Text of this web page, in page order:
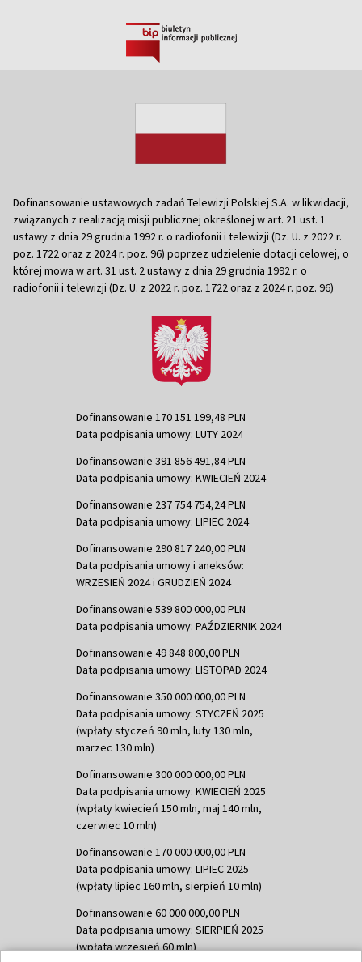
Dofinansowanie ustawowych zadań Telewizji Polskiej S.A. w likwidacji,
związanych z realizacją misji publicznej określonej w art. 21 ust. 1
ustawy z dnia 29 grudnia 1992 r. o radiofonii i telewizji (Dz. U. z 2022 r.
poz. 1722 oraz z 2024 r. poz. 96) poprzez udzielenie dotacji celowej, o
której mowa w art. 31 ust. 2 ustawy z dnia 29 grudnia 1992 r. o
radiofonii i telewizji (Dz. U. z 2022 r. poz. 1722 oraz z 2024 r. poz. 96)
Dofinansowanie 170 151 199,48 PLN
Data podpisania umowy: LUTY 2024
Dofinansowanie 391 856 491,84 PLN
Data podpisania umowy: KWIECIEŃ 2024
Dofinansowanie 237 754 754,24 PLN
Data podpisania umowy: LIPIEC 2024
Dofinansowanie 290 817 240,00 PLN
Data podpisania umowy i aneksów:
WRZESIEŃ 2024 i GRUDZIEŃ 2024
Dofinansowanie 539 800 000,00 PLN
Data podpisania umowy: PAŹDZIERNIK 2024
Dofinansowanie 49 848 800,00 PLN
Data podpisania umowy: LISTOPAD 2024
Dofinansowanie 350 000 000,00 PLN
Data podpisania umowy: STYCZEŃ 2025
(wpłaty styczeń 90 mln, luty 130 mln,
marzec 130 mln)
Dofinansowanie 300 000 000,00 PLN
Data podpisania umowy: KWIECIEŃ 2025
(wpłaty kwiecień 150 mln, maj 140 mln,
czerwiec 10 mln)
Dofinansowanie 170 000 000,00 PLN
Data podpisania umowy: LIPIEC 2025
(wpłaty lipiec 160 mln, sierpień 10 mln)
Dofinansowanie 60 000 000,00 PLN
Data podpisania umowy: SIERPIEŃ 2025
(wpłata wrzesień 60 mln)